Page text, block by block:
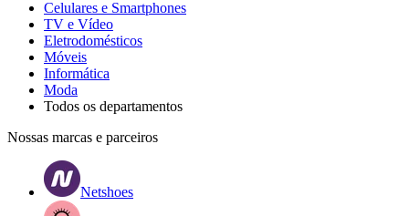
Celulares e Smartphones
TV e Vídeo
Eletrodomésticos
Móveis
Informática
Moda
Todos os departamentos
Nossas marcas e parceiros
Netshoes